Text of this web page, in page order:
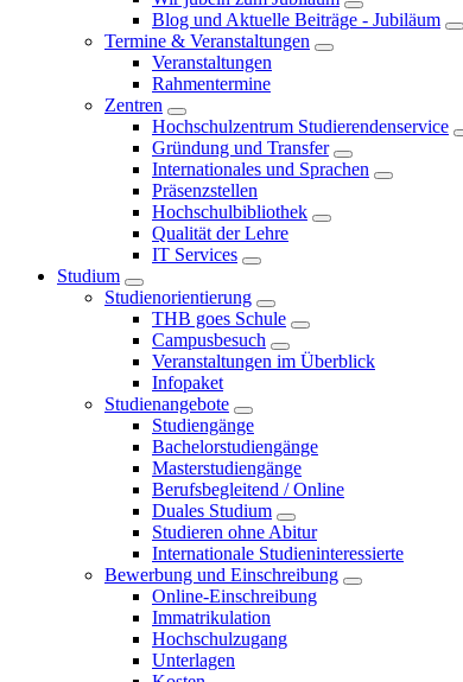
Blog und Aktuelle Beiträge - Jubiläum
Termine & Veranstaltungen
Veranstaltungen
Rahmentermine
Zentren
Hochschulzentrum Studierendenservice
Gründung und Transfer
Internationales und Sprachen
Präsenzstellen
Hochschulbibliothek
Qualität der Lehre
IT Services
Studium
Studienorientierung
THB goes Schule
Campusbesuch
Veranstaltungen im Überblick
Infopaket
Studienangebote
Studiengänge
Bachelorstudiengänge
Masterstudiengänge
Berufsbegleitend / Online
Duales Studium
Studieren ohne Abitur
Internationale Studieninteressierte
Bewerbung und Einschreibung
Online-Einschreibung
Immatrikulation
Hochschulzugang
Unterlagen